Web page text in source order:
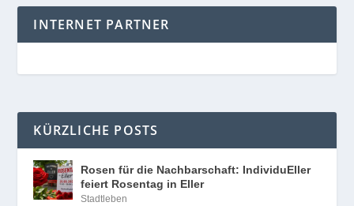
INTERNET PARTNER
KÜRZLICHE POSTS
Rosen für die Nachbarschaft: IndividuEller
feiert Rosentag in Eller
Stadtleben